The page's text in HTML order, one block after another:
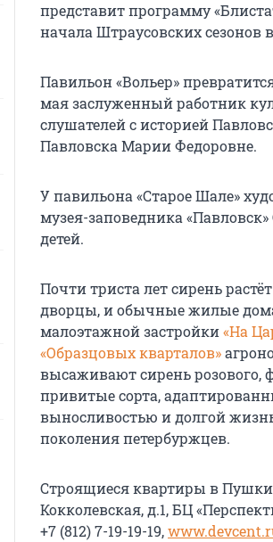
представит программу
начала Штраусовских сезонов
Павильон «Вольер»
мая заслуженный работник
слушателей с историей
Павловска Марии Федоровне.
У павильона «Старое Шале»
музея-заповедника
детей.
Почти триста лет сирень
дворцы, и обычные жилые
малоэтажной застройки«На
«Образцовых кварталов»
высаживают сирень розового,
привитые сорта,
выносливостью и долгой
поколения петербуржцев.
Строящиеся квартиры в
Кокколевская, д.1, БЦ
+7 (812) 7-19-19-19,